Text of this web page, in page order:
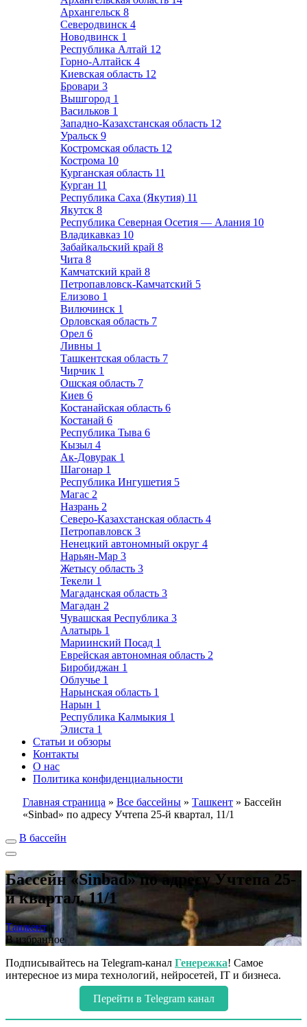
Архангельск 8
Северодвинск 4
Новодвинск 1
Республика Алтай 12
Горно-Алтайск 4
Киевская область 12
Бровари 3
Вышгород 1
Васильков 1
Западно-Казахстанская область 12
Уральск 9
Костромская область 12
Кострома 10
Курганская область 11
Курган 11
Республика Саха (Якутия) 11
Якутск 8
Республика Северная Осетия — Алания 10
Владикавказ 10
Забайкальский край 8
Чита 8
Камчатский край 8
Петропавловск-Камчатский 5
Елизово 1
Вилючинск 1
Орловская область 7
Орел 6
Ливны 1
Ташкентская область 7
Чирчик 1
Ошская область 7
Киев 6
Костанайская область 6
Костанай 6
Республика Тыва 6
Кызыл 4
Ак-Довурак 1
Шагонар 1
Республика Ингушетия 5
Магас 2
Назрань 2
Северо-Казахстанская область 4
Петропавловск 3
Ненецкий автономный округ 4
Нарьян-Мар 3
Жетысу область 3
Текели 1
Магаданская область 3
Магадан 2
Чувашская Республика 3
Алатырь 1
Мариинский Посад 1
Еврейская автономная область 2
Биробиджан 1
Облучье 1
Нарынская область 1
Нарын 1
Республика Калмыкия 1
Элиста 1
Статьи и обзоры
Контакты
О нас
Политика конфиденциальности
Главная страница » Все бассейны » Ташкент » Бассейн
«Sinbad» по адресу Учтепа 25-й квартал, 11/1
В бассейн
Бассейн «Sinbad» по адресу Учтепа 25-
й квартал, 11/1
Ташкент
В избранное
Подписывайтесь на Telegram-канал Генережка! Самое
интересное из мира технологий, нейросетей, IT и бизнеса.
Перейти в Telegram канал